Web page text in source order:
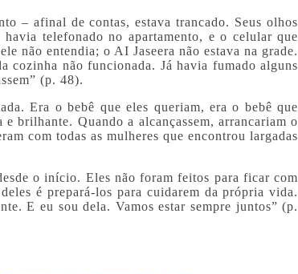
– afinal de contas, estava trancado. Seus olhos
havia telefonado no apartamento, e o celular que
não entendia; o AI Jaseera não estava na grade.
cozinha não funcionada. Já havia fumado alguns
(p. 48).
Era o bebê que eles queriam, era o bebê que
brilhante. Quando a alcançassem, arrancariam o
com todas as mulheres que encontrou largadas
o início. Eles não foram feitos para ficar com
é prepará-los para cuidarem da própria vida.
E eu sou dela. Vamos estar sempre juntos” (p.